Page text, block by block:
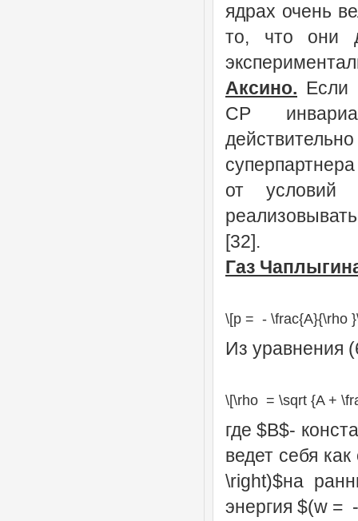
ядрах очень
то, что они
Аксино. Если
CP
от условий
[32].
Газ
\[p = - \frac{A}{\rho
Из уравнения
\[\rho = \sqrt {A +
где $B$-
ведет себя
\right)$на
энергия $(w =